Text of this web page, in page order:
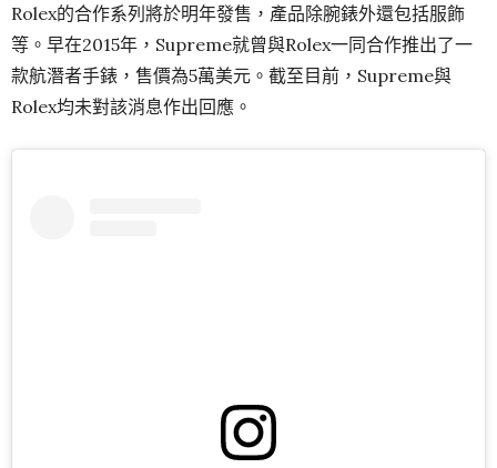
Rolex的合作系列將於明年發售，產品除腕錶外還包括服飾
等。早在2015年，Supreme就曾與Rolex一同合作推出了一
款航潛者手錶，售價為5萬美元。截至目前，Supreme與
Rolex均未對該消息作出回應。